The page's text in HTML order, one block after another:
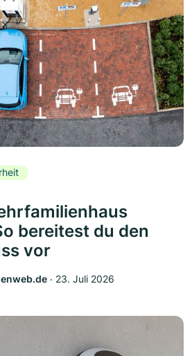
bereitest du den
vor
‧ 23. Juli 2026